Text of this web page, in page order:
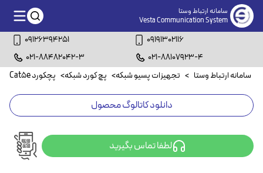
سامانه ارتباط وستا
Vesta Communication System
09126394251
09191302116
021-88482042-3
021-88107923-4
سامانه ارتباط وستا > تجهیزات پسیو شبکه> پچ کورد شبکه> پچکورد Cat5e
دانلود کاتالوگ محصول
لطفا تماس بگیرید